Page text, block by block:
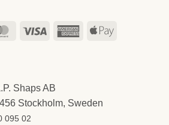
MasterCard
Visa
AmericanApple
Shaps AB
Stockholm, Sweden
095 02